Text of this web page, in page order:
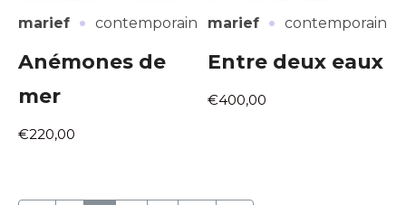
marief · contemporain
Anémones de
mer
€220,00
marief · contemporain
Entre deux eaux
€400,00